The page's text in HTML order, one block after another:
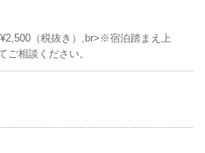
（税抜き）,br>※宿泊踏まえ上
ご相談ください。